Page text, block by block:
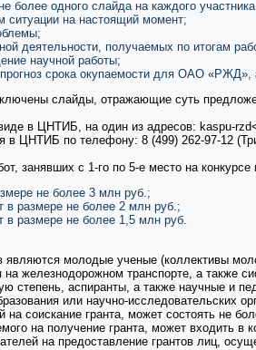
более одного слайда на каждого
ситуации на настоящий момент;
деятельности, получаемых по итогам
научной работы;
прогноз срока окупаемости для ОАО
слайды, отражающие суть
в ЦНТИБ, на один из адресов: kaspu-
в ЦНТИБ по телефону: 8 (499) 262-97-12
занявших с 1-го по 5-е место на
не более 3 млн руб.;
в размере не более 2 млн руб.;
в размере не более 1,5 млн руб.
являются молодые ученые (коллективы
на железнодорожном транспорте, а также
аспиранты, а также научные и
или научно-исследовательских
соискание гранта, может состоять не
на получение гранта, может входить в
на предоставление грантов лиц,